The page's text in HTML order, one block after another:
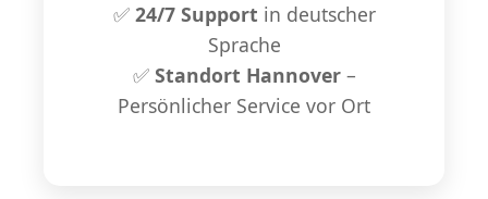
✅ 24/7 Support in deutscher
Sprache
✅ Standort Hannover–
Persönlicher Service vor Ort